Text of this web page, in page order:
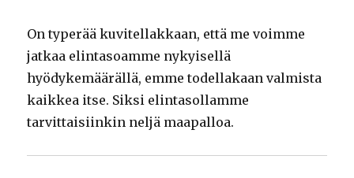
On typerää kuvitellakkaan, että me voimme
jatkaa elintasoamme nykyisellä
hyödykemäärällä, emme todellakaan valmista
kaikkea itse. Siksi elintasollamme
tarvittaisiinkin neljä maapalloa.